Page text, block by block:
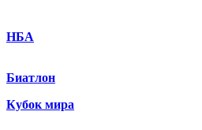
НБА
Биатлон
Кубок мира